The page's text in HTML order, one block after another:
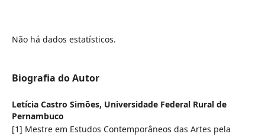
Não há dados estatísticos.
Biografia do Autor
Letícia Castro Simões, Universidade Federal Rural de
Pernambuco
[1] Mestre em Estudos Contemporâneos das Artes pela